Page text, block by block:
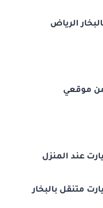
الرياض
موقعي
عند المنزل
متنقل بالبخار